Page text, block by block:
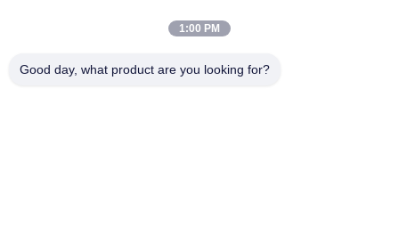
1:00 PM
Good day, what product are you looking for?